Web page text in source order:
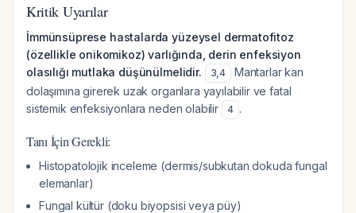
Kritik Uyarılar
İmmünsüprese hastalarda yüzeysel dermatofitoz
(özellikle onikomikoz) varlığında, derin enfeksiyon
olasılığı mutlaka düşünülmelidir.
3,4
Mantarlar kan
dolaşımına girerek uzak organlara yayılabilir ve fatal
sistemik enfeksiyonlara neden olabilir
4 .
Tanı İçin Gerekli:
Histopatolojik inceleme (dermis/subkutan dokuda fungal
elemanlar)
Fungal kültür (doku biyopsisi veya püy)